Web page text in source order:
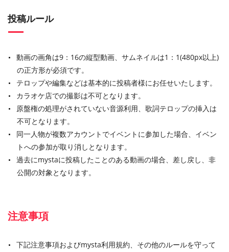
投稿ルール
動画の画角は9：16の縦型動画、サムネイルは1：1(480px以上)
の正方形が必須です。
テロップや編集などは基本的に投稿者様にお任せいたします。
カラオケ店での撮影は不可となります。
原盤権の処理がされていない音源利用、歌詞テロップの挿入は
不可となります。
同一人物が複数アカウントでイベントに参加した場合、イベン
トへの参加が取り消しとなります。
過去にmystaに投稿したことのある動画の場合、差し戻し、非
公開の対象となります。
注意事項
下記注意事項およびmysta利用規約、その他のルールを守って